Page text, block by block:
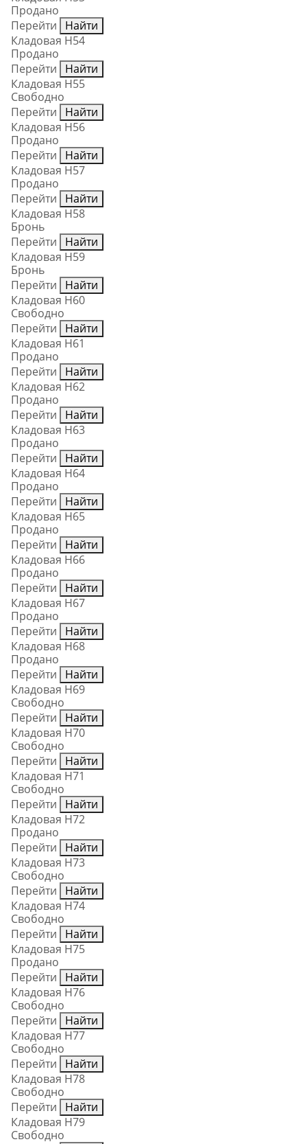
Продано
Перейти
Найти
Кладовая Н54
Продано
Перейти
Найти
Кладовая Н55
Свободно
Перейти
Найти
Кладовая Н56
Продано
Перейти
Найти
Кладовая Н57
Продано
Перейти
Найти
Кладовая Н58
Бронь
Перейти
Найти
Кладовая Н59
Бронь
Перейти
Найти
Кладовая Н60
Свободно
Перейти
Найти
Кладовая Н61
Продано
Перейти
Найти
Кладовая Н62
Продано
Перейти
Найти
Кладовая Н63
Продано
Перейти
Найти
Кладовая Н64
Продано
Перейти
Найти
Кладовая Н65
Продано
Перейти
Найти
Кладовая Н66
Продано
Перейти
Найти
Кладовая Н67
Продано
Перейти
Найти
Кладовая Н68
Продано
Перейти
Найти
Кладовая Н69
Свободно
Перейти
Найти
Кладовая Н70
Свободно
Перейти
Найти
Кладовая Н71
Свободно
Перейти
Найти
Кладовая Н72
Продано
Перейти
Найти
Кладовая Н73
Свободно
Перейти
Найти
Кладовая Н74
Свободно
Перейти
Найти
Кладовая Н75
Продано
Перейти
Найти
Кладовая Н76
Свободно
Перейти
Найти
Кладовая Н77
Свободно
Перейти
Найти
Кладовая Н78
Свободно
Перейти
Найти
Кладовая Н79
Свободно